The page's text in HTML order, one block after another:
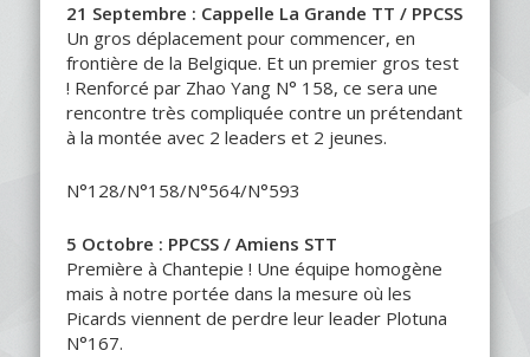
21 Septembre : Cappelle La Grande TT / PPCSS
Un gros déplacement pour commencer, en
frontière de la Belgique. Et un premier gros test
! Renforcé par Zhao Yang N° 158, ce sera une
rencontre très compliquée contre un prétendant
à la montée avec 2 leaders et 2 jeunes.
N°128/N°158/N°564/N°593
5 Octobre : PPCSS / Amiens STT
Première à Chantepie ! Une équipe homogène
mais à notre portée dans la mesure où les
Picards viennent de perdre leur leader Plotuna
N°167.